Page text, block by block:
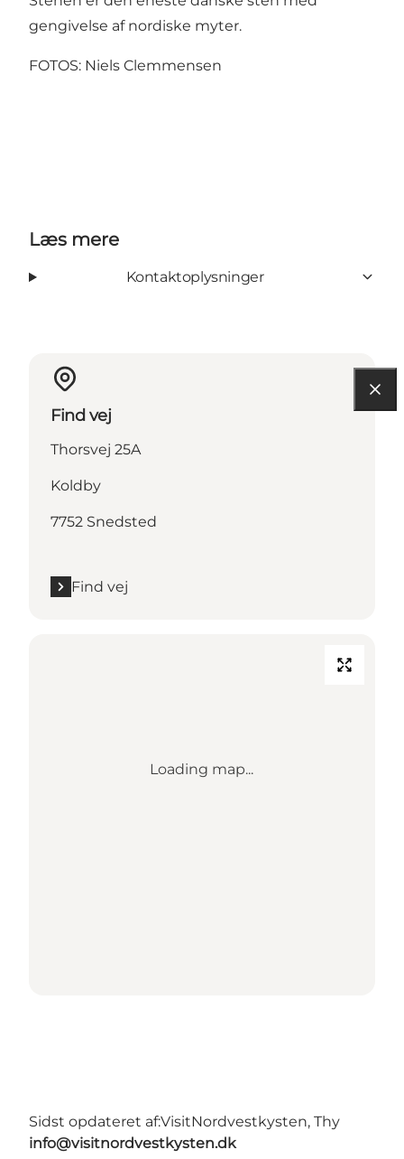
gengivelse af nordiske myter.
FOTOS: Niels Clemmensen
Læs mere
Kontaktoplysninger
Find vej
Thorsvej 25A
Koldby
7752 Snedsted
Find vej
Loading map...
Sidst opdateret af:VisitNordvestkysten, Thy
info@visitnordvestkysten.dk